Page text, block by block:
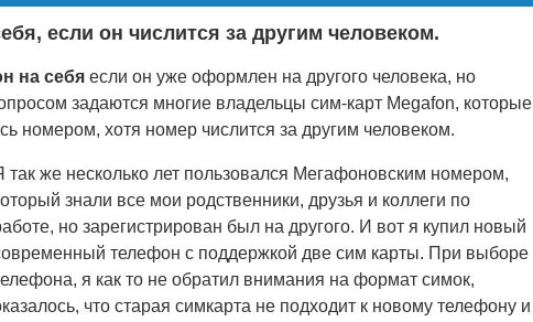
если он числится за другим человеком.
на себя если он уже оформлен на другого человека, но
задаются многие владельцы сим-карт Megafon, которые
номером, хотя номер числится за другим человеком.
так же несколько лет пользовался Мегафоновским номером,
знали все мои родственники, друзья и коллеги по
но зарегистрирован был на другого. И вот я купил новый
телефон с поддержкой две сим карты. При выборе
я как то не обратил внимания на формат симок,
что старая симкарта не подходит к новому телефону и